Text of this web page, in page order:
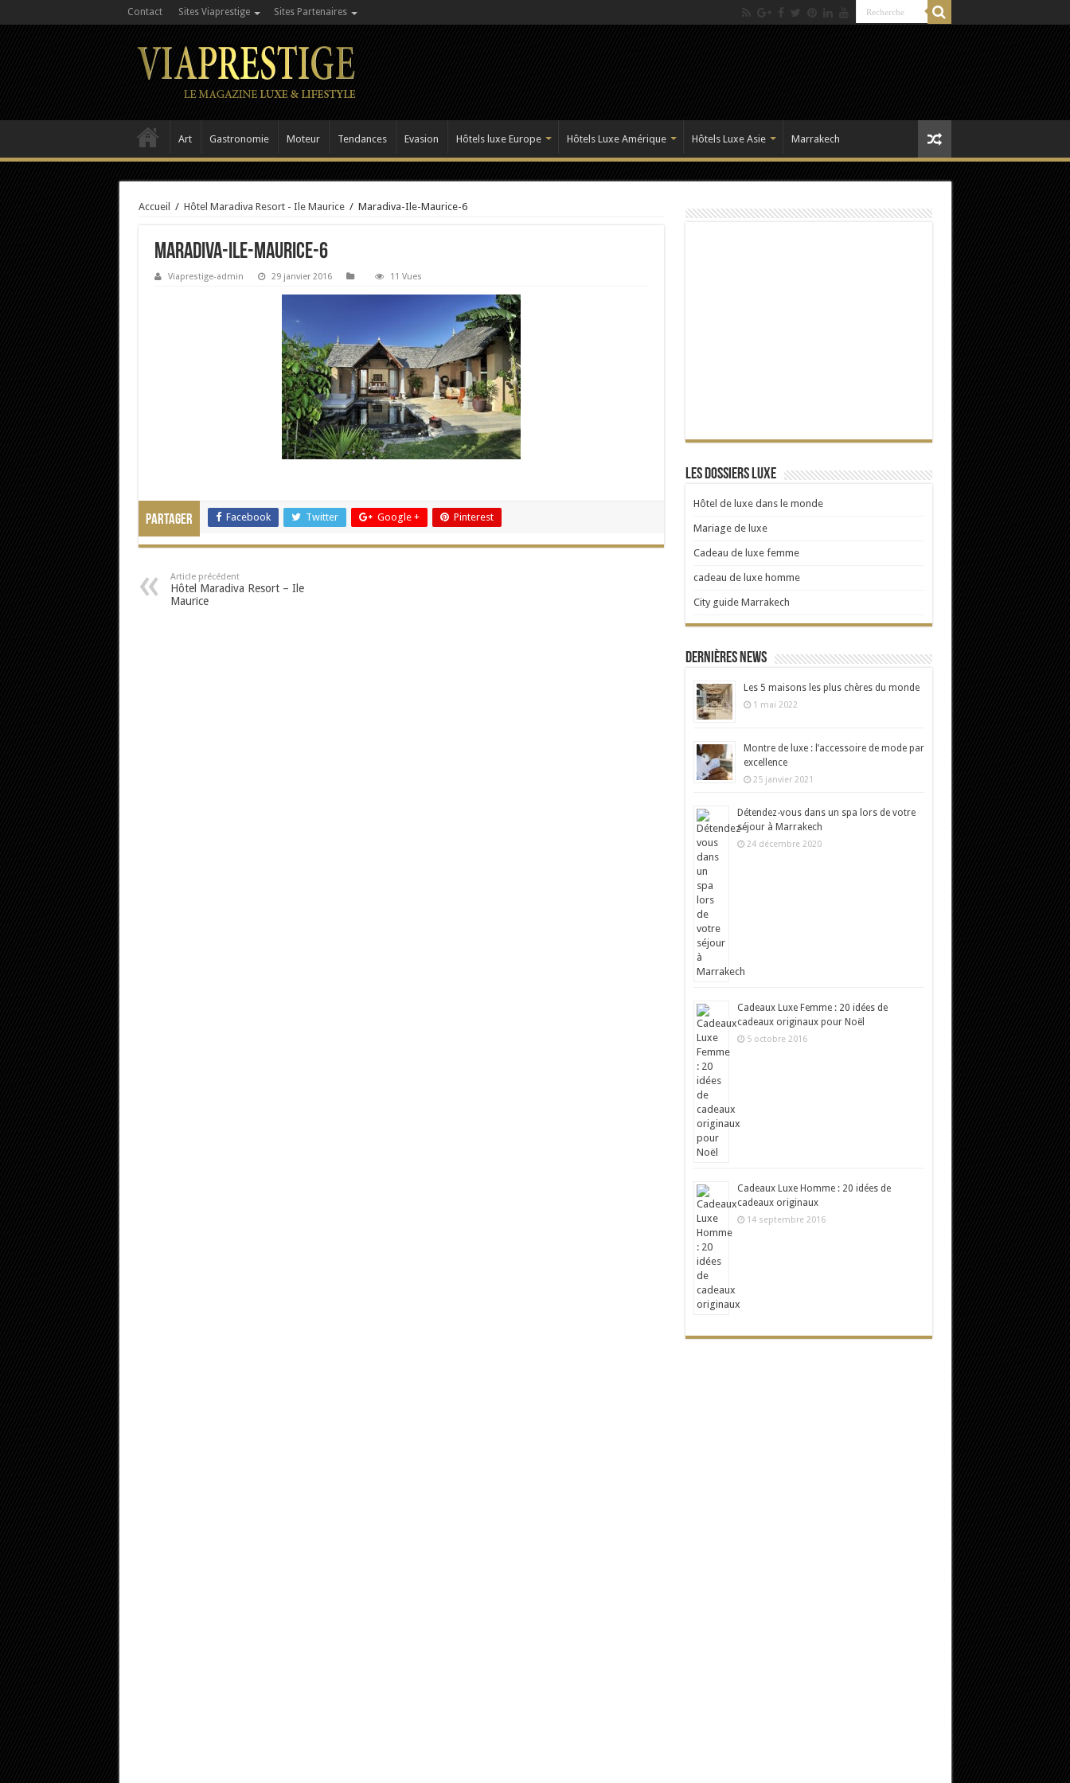
Contact Sites Viaprestige Sites Partenaires
Art Gastronomie Moteur Tendances Evasion Hôtels luxe Europe Hôtels Luxe Amérique Hôtels Luxe Asie Marrakech
Accueil / Hôtel Maradiva Resort - Ile Maurice / Maradiva-Ile-Maurice-6
Maradiva-Ile-Maurice-6
Viaprestige-admin 29 janvier 2016 11 Vues
Partager Facebook Twitter Google + Pinterest
Article précédent
Hôtel Maradiva Resort – Ile
Maurice
Les dossiers Luxe
Hôtel de luxe dans le monde
Mariage de luxe
Cadeau de luxe femme
cadeau de luxe homme
City guide Marrakech
Dernières news
Les 5 maisons les plus chères du monde
1 mai 2022
Montre de luxe : l’accessoire de mode par
excellence
25 janvier 2021
Détendez-vous dans un spa lors de votre
séjour à Marrakech
24 décembre 2020
Cadeaux Luxe Femme : 20 idées de
cadeaux originaux pour Noël
5 octobre 2016
Cadeaux Luxe Homme : 20 idées de
cadeaux originaux
14 septembre 2016